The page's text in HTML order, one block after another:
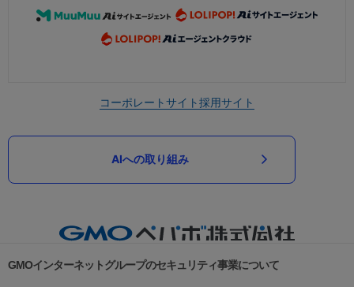
コーポレートサイト採用サイト
AIへの取り組み
GMOインターネットグループのセキュリティ事業について